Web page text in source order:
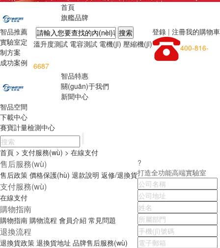
溫升度測試 電容測試 電機(jī) 壓縮機(jī)
登錄 | 注冊我的購物車
400-816-
6687
首頁
旗艦品牌
智品推薦
實驗室定
制方案
成功案例
智品特惠
關(guān)于我們
新聞中心
智品空間
下載中心
賽寶計量檢測中心
首頁 > 支付服務(wù) > 在線支付
售后服務(wù)
售后政策 價格保護(hù) 退款說明 返修/退換貨
支付服務(wù)
在線支付
購物指南
購物指南 購物流程 會員介紹 常見問題
退換流程
退換貨政策 退換貨地址 品牌售后服務(wù)
?
打造全功能高端實驗室